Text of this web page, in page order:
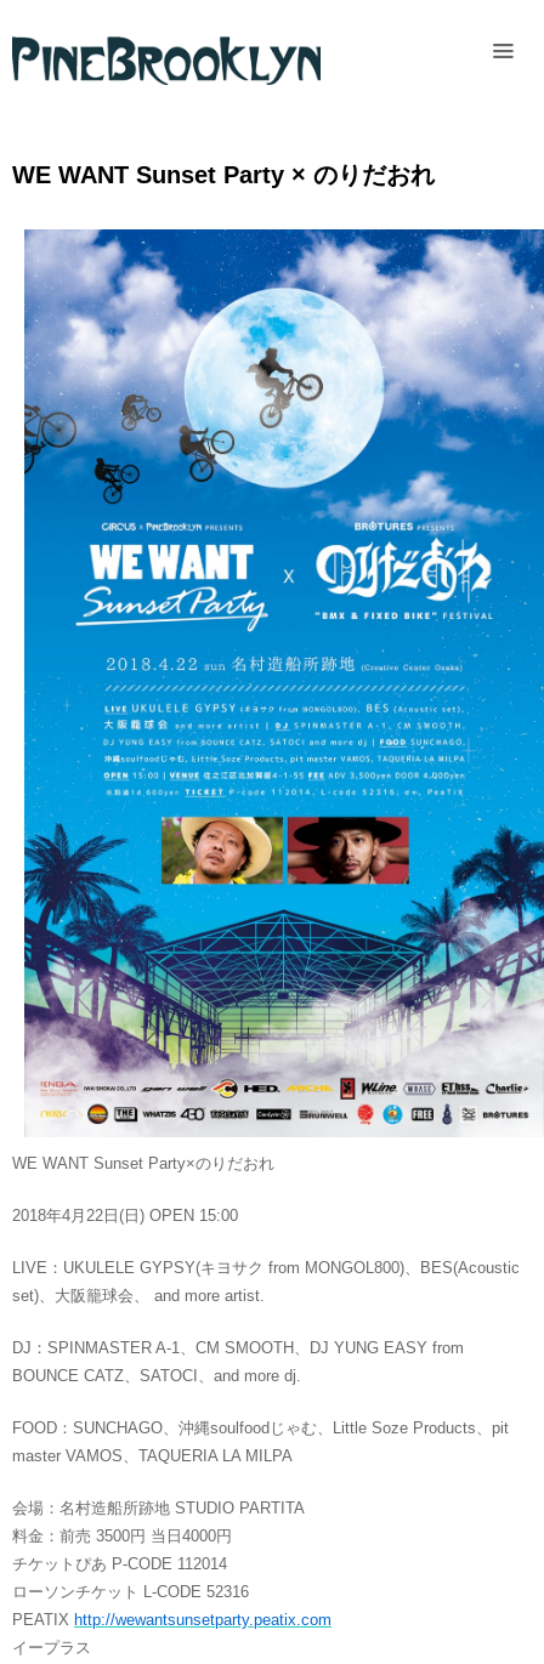
WE WANT Sunset Party × のりだおれ
WE WANT Sunset Party×のりだおれ
2018年4月22日(日) OPEN 15:00
LIVE：UKULELE GYPSY(キヨサク from MONGOL800)、BES(Acoustic
set)、大阪籠球会、 and more artist.
DJ：SPINMASTER A-1、CM SMOOTH、DJ YUNG EASY from
BOUNCE CATZ、SATOCI、and more dj.
FOOD：SUNCHAGO、沖縄soulfoodじゃむ、Little Soze Products、pit
master VAMOS、TAQUERIA LA MILPA
会場：名村造船所跡地 STUDIO PARTITA
料金：前売 3500円 当日4000円
チケットぴあ P-CODE 112014
ローソンチケット L-CODE 52316
PEATIX http://wewantsunsetparty.peatix.com
イープラス
Home
Past